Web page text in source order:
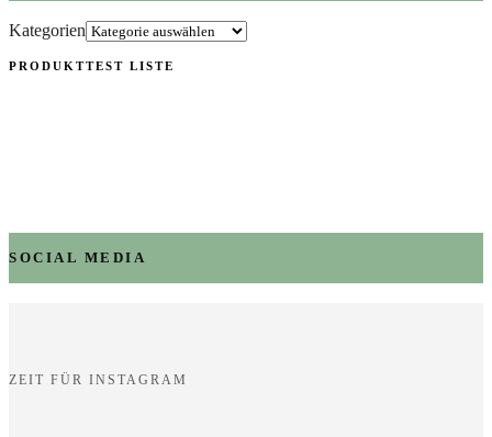
Kategorien
PRODUKTTEST LISTE
SOCIAL MEDIA
ZEIT FÜR INSTAGRAM